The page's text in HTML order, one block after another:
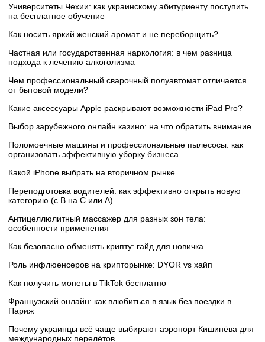
Университеты Чехии: как украинскому абитуриенту поступить
на бесплатное обучение
Как носить яркий женский аромат и не переборщить?
Частная или государственная наркология: в чем разница
подхода к лечению алкоголизма
Чем профессиональный сварочный полуавтомат отличается
от бытовой модели?
Какие аксессуары Apple раскрывают возможности iPad Pro?
Выбор зарубежного онлайн казино: на что обратить внимание
Поломоечные машины и профессиональные пылесосы: как
организовать эффективную уборку бизнеса
Какой iPhone выбрать на вторичном рынке
Переподготовка водителей: как эффективно открыть новую
категорию (с B на C или А)
Антицеллюлитный массажер для разных зон тела:
особенности применения
Как безопасно обменять крипту: гайд для новичка
Роль инфлюенсеров на крипторынке: DYOR vs хайп
Как получить монеты в TikTok бесплатно
Французский онлайн: как влюбиться в язык без поездки в
Париж
Почему украинцы всё чаще выбирают аэропорт Кишинёва для
международных перелётов